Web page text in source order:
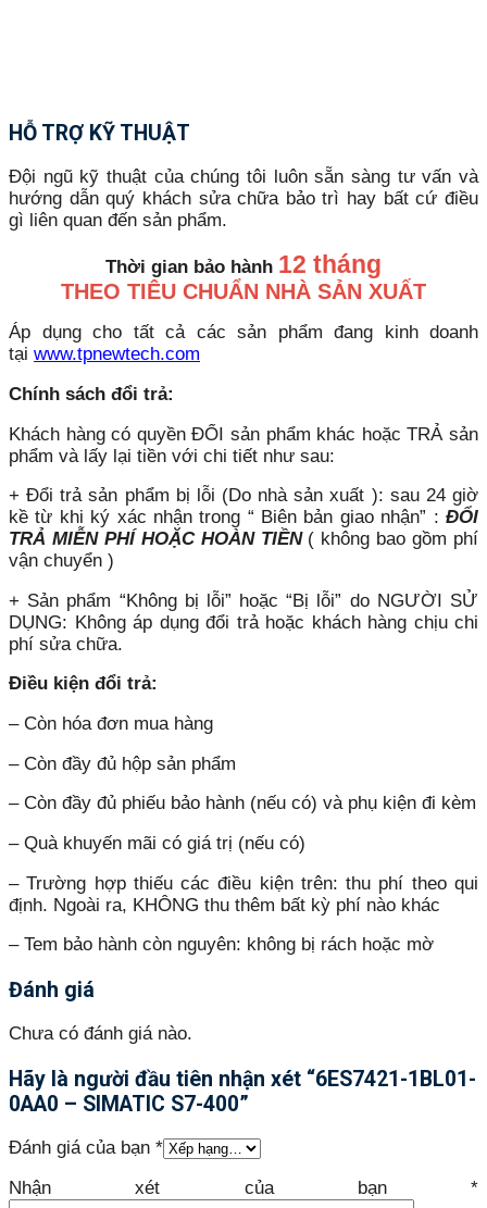
HỖ TRỢ KỸ THUẬT
Đội ngũ kỹ thuật của chúng tôi luôn sẵn sàng tư vấn và
hướng dẫn quý khách sửa chữa bảo trì hay bất cứ điều
gì liên quan đến sản phẩm.
Thời gian bảo hành 12 tháng
THEO TIÊU CHUẨN NHÀ SẢN XUẤT
Áp dụng cho tất cả các sản phẩm đang kinh doanh
tại www.tpnewtech.com
Chính sách đổi trả:
Khách hàng có quyền ĐỔI sản phẩm khác hoặc TRẢ sản
phẩm và lấy lại tiền với chi tiết như sau:
+ Đổi trả sản phẩm bị lỗi (Do nhà sản xuất ): sau 24 giờ
kề từ khi ký xác nhận trong “ Biên bản giao nhận” : ĐỔI
TRẢ MIỄN PHÍ HOẶC HOÀN TIỀN( không bao gồm phí
vận chuyển )
+ Sản phẩm “Không bị lỗi” hoặc “Bị lỗi” do NGƯỜI SỬ
DỤNG: Không áp dụng đổi trả hoặc khách hàng chịu chi
phí sửa chữa.
Điều kiện đổi trả:
– Còn hóa đơn mua hàng
– Còn đầy đủ hộp sản phẩm
– Còn đầy đủ phiếu bảo hành (nếu có) và phụ kiện đi kèm
– Quà khuyến mãi có giá trị (nếu có)
– Trường hợp thiếu các điều kiện trên: thu phí theo qui
định. Ngoài ra, KHÔNG thu thêm bất kỳ phí nào khác
– Tem bảo hành còn nguyên: không bị rách hoặc mờ
Đánh giá
Chưa có đánh giá nào.
Hãy là người đầu tiên nhận xét “6ES7421-1BL01-
0AA0 – SIMATIC S7-400”
Đánh giá của bạn *
Nhận xét của bạn *